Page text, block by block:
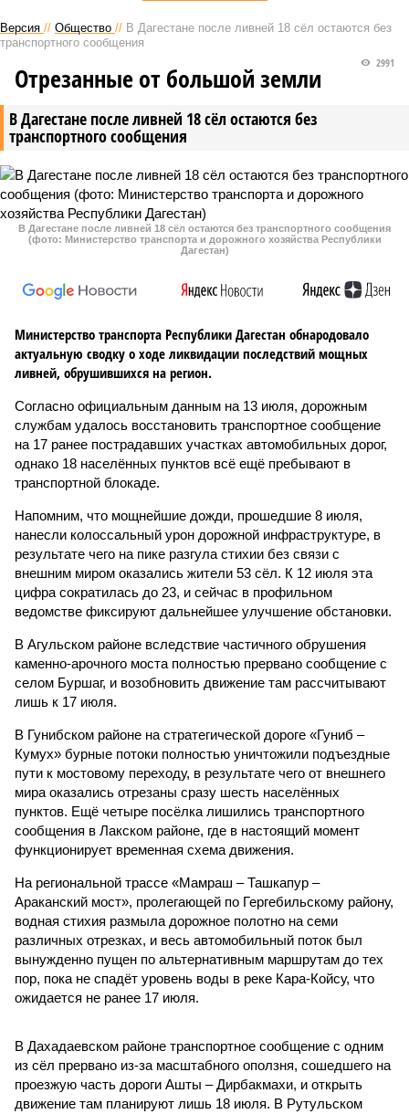
Версия // Общество // В Дагестане после ливней 18 сёл остаются без
транспортного сообщения
В Дагестане после ливней 18 сёл остаются без
транспортного сообщения
2991
Отрезанные от большой земли
В Дагестане после ливней 18 сёл остаются без транспортного сообщения
(фото: Министерство транспорта и дорожного хозяйства Республики
Дагестан)
Министерство транспорта Республики Дагестан обнародовало
актуальную сводку о ходе ликвидации последствий мощных
ливней, обрушившихся на регион.
Согласно официальным данным на 13 июля, дорожным
службам удалось восстановить транспортное сообщение
на 17 ранее пострадавших участках автомобильных дорог,
однако 18 населённых пунктов всё ещё пребывают в
транспортной блокаде.
Напомним, что мощнейшие дожди, прошедшие 8 июля,
нанесли колоссальный урон дорожной инфраструктуре, в
результате чего на пике разгула стихии без связи с
внешним миром оказались жители 53 сёл. К 12 июля эта
цифра сократилась до 23, и сейчас в профильном
ведомстве фиксируют дальнейшее улучшение обстановки.
В Агульском районе вследствие частичного обрушения
каменно-арочного моста полностью прервано сообщение с
селом Буршаг, и возобновить движение там рассчитывают
лишь к 17 июля.
В Гунибском районе на стратегической дороге «Гуниб –
Кумух» бурные потоки полностью уничтожили подъездные
пути к мостовому переходу, в результате чего от внешнего
мира оказались отрезаны сразу шесть населённых
пунктов. Ещё четыре посёлка лишились транспортного
сообщения в Лакском районе, где в настоящий момент
функционирует временная схема движения.
На региональной трассе «Мамраш – Ташкапур –
Араканский мост», пролегающей по Гергебильскому району,
водная стихия размыла дорожное полотно на семи
различных отрезках, и весь автомобильный поток был
вынужденно пущен по альтернативным маршрутам до тех
пор, пока не спадёт уровень воды в реке Кара-Койсу, что
ожидается не ранее 17 июля.
В Дахадаевском районе транспортное сообщение с одним
из сёл прервано из-за масштабного оползня, сошедшего на
проезжую часть дороги Ашты – Дирбакмахи, и открыть
движение там планируют лишь 18 июля. В Рутульском